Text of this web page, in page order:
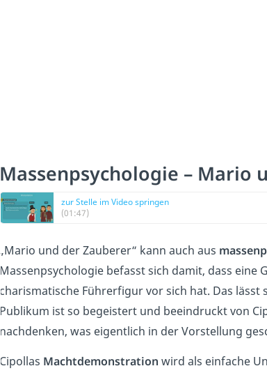
Massenpsychologie –
zur Stelle im Video springen
(01:47)
„Mario und der Zauberer“ kann auch aus
Massenpsychologie befasst sich damit, dass eine
charismatische Führerfigur vor sich hat. Das
Publikum ist so begeistert und beeindruckt von
nachdenken, was eigentlich in der Vorstellung
Cipollas Machtdemonstration wird als einfache